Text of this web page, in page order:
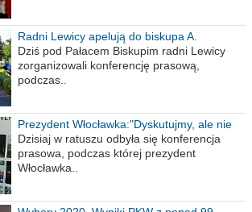
Radni Lewicy apelują do biskupa A.
Wiesława Meringa
Dziś pod Pałacem Biskupim radni Lewicy
zorganizowali konferencję prasową,
podczas..
Prezydent Włocławka:"Dyskutujmy, ale nie
obrażajmy się”
Dzisiaj w ratuszu odbyła się konferencja
prasowa, podczas której prezydent
Włocławka..